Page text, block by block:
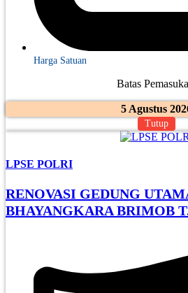
Harga Satuan
Batas
5 Agustus
Tutup
LPSE POLRI
RENOVASI GEDUNG
BHAYANGKARA BRIMOB